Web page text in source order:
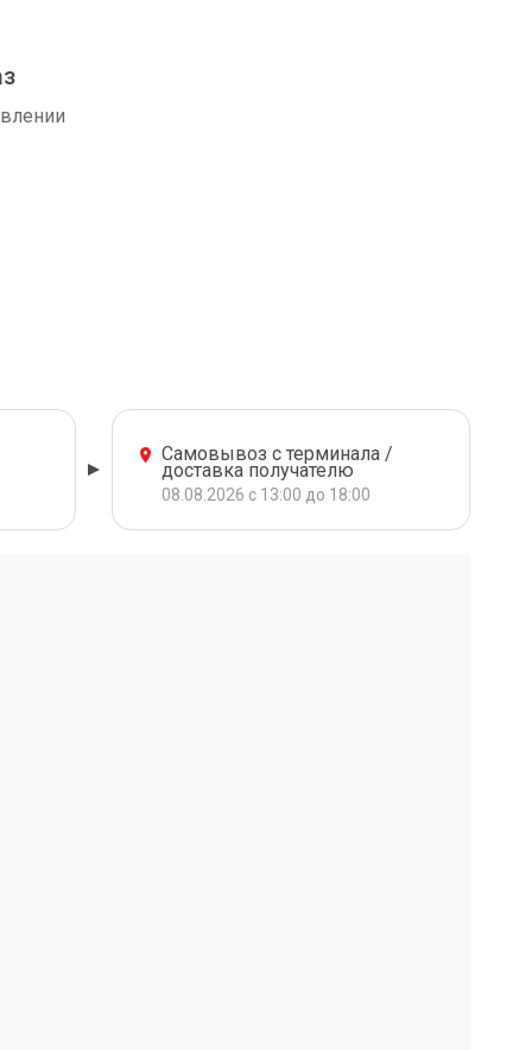
Самовывоз с терминала /
доставка получателю
08.08.2026 с 13:00 до 18:00